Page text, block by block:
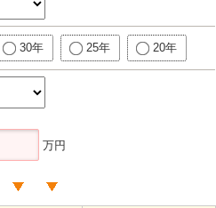
30年 25年 20年
万円